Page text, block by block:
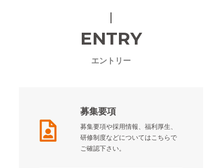
ENTRY
エントリー
募集要項
募集要項や採用情報、福利厚生、
研修制度などについてはこちらで
ご確認下さい。